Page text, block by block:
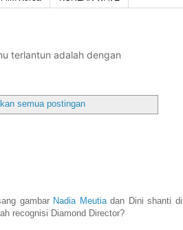
terlantun adalah dengan
semua postingan
gambar Nadia Meutiadan Dini shanti di
recognisi Diamond Director?